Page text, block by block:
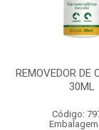
REMOVEDOR DE
30ML
Código: